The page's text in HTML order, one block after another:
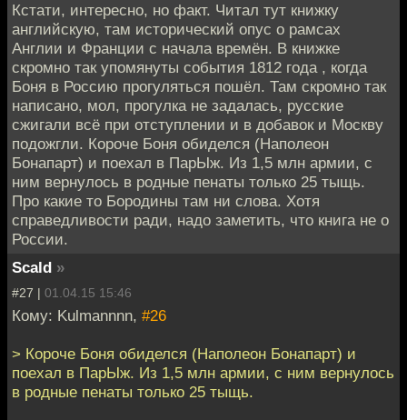
Кстати, интересно, но факт. Читал тут книжку
английскую, там исторический опус о рамсах
Англии и Франции с начала времён. В книжке
скромно так упомянуты события 1812 года , когда
Боня в Россию прогуляться пошёл. Там скромно так
написано, мол, прогулка не задалась, русские
сжигали всё при отступлении и в добавок и Москву
подожгли. Короче Боня обиделся (Наполеон
Бонапарт) и поехал в ПарЫж. Из 1,5 млн армии, с
ним вернулось в родные пенаты только 25 тыщь.
Про какие то Бородины там ни слова. Хотя
справедливости ради, надо заметить, что книга не о
России.
Scald »
#27 | 01.04.15 15:46
Кому: Kulmannnn, #26
> Короче Боня обиделся (Наполеон Бонапарт) и
поехал в ПарЫж. Из 1,5 млн армии, с ним вернулось
в родные пенаты только 25 тыщь.